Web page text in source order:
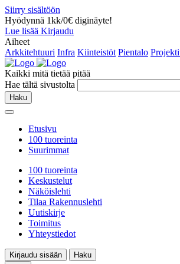
Siirry sisältöön
Hyödynnä 1kk/0€ diginäyte!
Lue lisää Kirjaudu
Aiheet
Arkkitehtuuri Infra Kiinteistöt Pientalo
Kaikki mitä tietää pitää
Hae tältä sivustolta
Haku
Etusivu
100 tuoreinta
Suurimmat
100 tuoreinta
Keskustelut
Näköislehti
Tilaa Rakennuslehti
Uutiskirje
Toimitus
Yhteystiedot
Kirjaudu sisään
Haku